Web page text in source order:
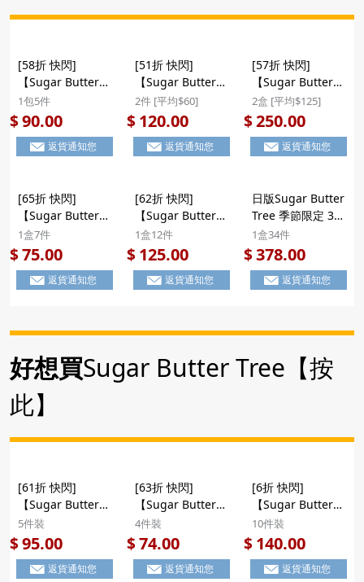
[58折 快閃]
【Sugar Butter
Tree 糖烤牛油夾
心酥餅】日版
Sugar Butter
Tree 招牌糖烤牛
件)
1包5件
$90.00
返貨通知您
[51折 快閃]
【Sugar Butter
Tree 糖烤牛油酥
餅】日版Sugar
Butter Tree 招牌
糖烤牛油 夾心酥餅
2件 [平均$60]
$120.00
返貨通知您
[57折 快閃]
【Sugar Butter
Tree 糖烤牛油】
日版Sugar Butter
Tree 招牌糖烤牛
油 夾心酥餅 (1盒
2盒 [平均$125]
$250.00
返貨通知您
[65折 快閃]
【Sugar Butter
Tree 法式焦糖布
丁 酥餅】日版
Sugar Butter
Tree 季節限定 法
盒7件)(681)
1盒7件
$75.00
返貨通知您
[62折 快閃]
【Sugar Butter
Tree 法式焦糖布
丁x糖烤牛油 酥
餅】日版Sugar
Butter Tree 季節
烤牛油 朱古力夾心
件)(704)
1盒12件
$125.00
返貨通知您
日版Sugar Butter
Tree 季節限定 3款
人氣 法式焦糖布丁
招牌糖烤牛油 炭烤
朱古力脆皮 朱古力
夾心酥餅 豪華禮盒
市集】
1盒34件
$378.00
返貨通知您
好想買Sugar Butter Tree【按
此】
[61折 快閃]
【Sugar Butter
Tree 炭火焙煎 3重
奢華朱古力脆皮 酥
餅】日版Sugar
Butter Tree 炭火
5件裝
$95.00
返貨通知您
[63折 快閃]
【Sugar Butter
Tree 橫綱鑑賞級
白朱古力燕黑麥酥
餅(4件)】日版
Sugar Butter
4件裝
$74.00
返貨通知您
[6折 快閃]
【Sugar Butter
Tree 橫綱鑑賞級
白朱古力燕黑麥酥
餅(10件)】日版
Sugar Butter
10件裝
$140.00
返貨通知您